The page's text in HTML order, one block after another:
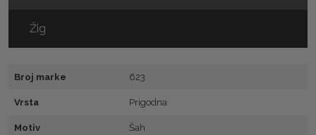
Žig
Broj marke 623
Vrsta Prigodna
Motiv Šah